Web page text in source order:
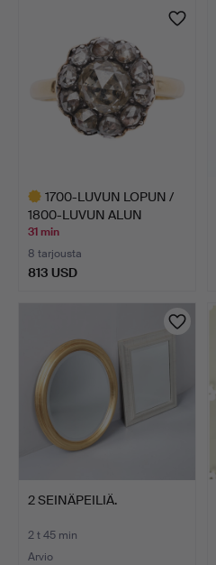
1700-LUVUN LOPUN /
1800-LUVUN ALUN
KULTAIN…
31 min
8 tarjousta
813 USD
2 SEINÄPEILIÄ.
2 t 45 min
Arvio